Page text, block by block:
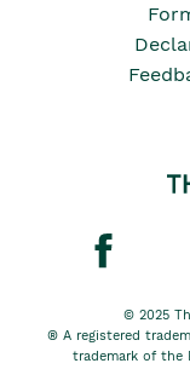
© 2025
® A registered
trademark of the